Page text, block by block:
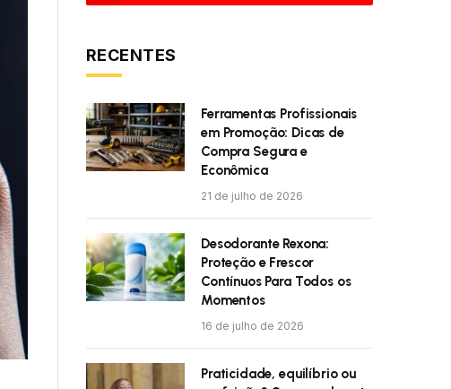
RECENTES
Ferramentas Profissionais
em Promoção: Dicas de
Compra Segura e
Econômica
21 de julho de 2026
Desodorante Rexona:
Proteção e Frescor
Contínuos Para Todos os
Momentos
16 de julho de 2026
Praticidade, equilíbrio ou